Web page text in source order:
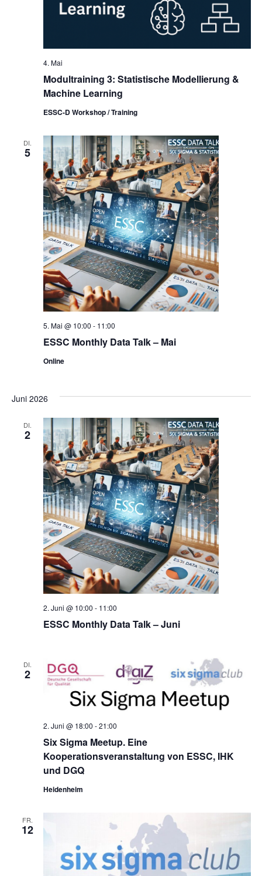
Modultraining 3: Statistische Modellierung &
Machine Learning
4. Mai
ESSC-D Workshop / Training
DI.
5
ESSC Monthly Data Talk – Mai
5. Mai @ 10:00 - 11:00
Online
Juni 2026
DI.
2
ESSC Monthly Data Talk – Juni
2. Juni @ 10:00 - 11:00
DI.
2
Six Sigma Meetup. Eine
Kooperationsveranstaltung von ESSC, IHK
und DGQ
2. Juni @ 18:00 -21:00
Heidenheim
FR.
12